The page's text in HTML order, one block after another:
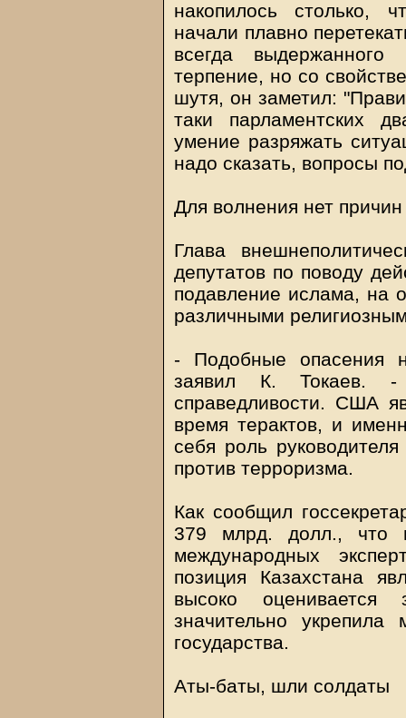
накопилось столько,
начали плавно
всегда выдержанного
терпение, но со
шутя, он заметил:
таки парламентских
умение разряжать
надо сказать, вопросы
Для волнения нет причин
Глава
депутатов по поводу
подавление ислама, на
различными
- Подобные опасения
заявил К. Токаев. -
справедливости. США
время терактов, и
себя роль
против терроризма.
Как сообщил
379 млрд. долл., что
международных
позиция Казахстана
высоко
значительно
государства.
Аты-баты, шли солдаты